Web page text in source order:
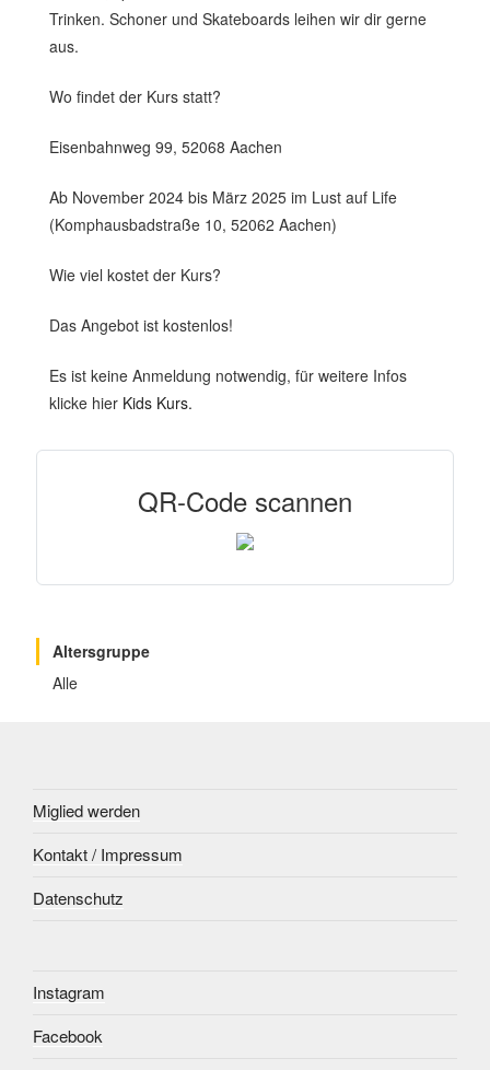
Trinken. Schoner und Skateboards leihen wir dir gerne
aus.
Wo findet der Kurs statt?
Eisenbahnweg 99, 52068 Aachen
Ab November 2024 bis März 2025 im Lust auf Life
(Komphausbadstraße 10, 52062 Aachen)
Wie viel kostet der Kurs?
Das Angebot ist kostenlos!
Es ist keine Anmeldung notwendig, für weitere Infos
klicke hier Kids Kurs.
QR-Code scannen
Altersgruppe
Alle
Miglied werden
Kontakt / Impressum
Datenschutz
Instagram
Facebook